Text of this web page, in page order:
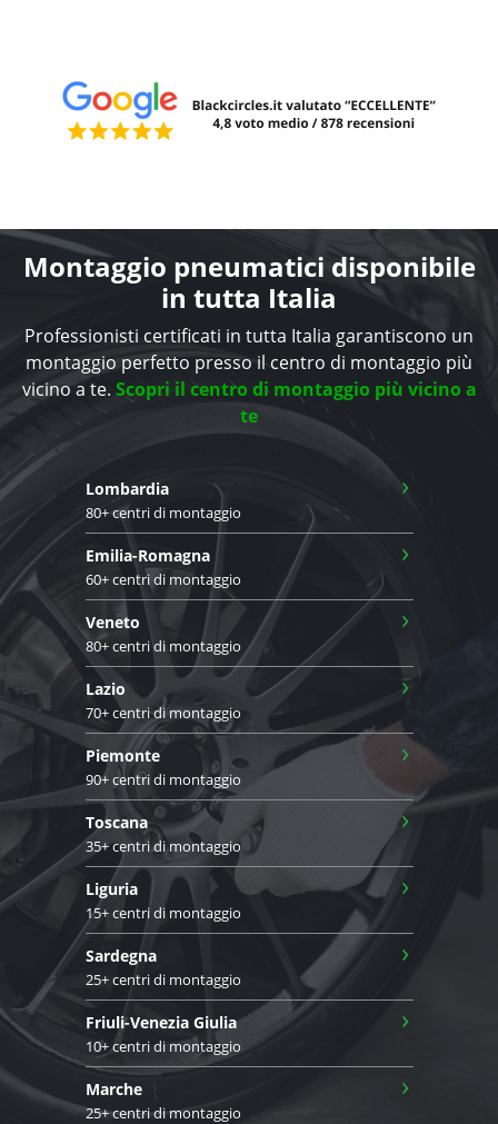
Montaggio pneumatici disponibile
in tutta Italia
Professionisti certificati in tutta Italia garantiscono un
montaggio perfetto presso il centro di montaggio più
vicino a te. Scopri il centro di montaggio più vicino a
te
Lombardia
80+ centri di montaggio
›
Emilia-Romagna
60+ centri di montaggio
›
Veneto
80+ centri di montaggio
›
Lazio
70+ centri di montaggio
›
Piemonte
90+ centri di montaggio
›
Toscana
35+ centri di montaggio
›
Liguria
15+ centri di montaggio
›
Sardegna
25+ centri di montaggio
›
Friuli-Venezia Giulia
10+ centri di montaggio
›
Marche
25+ centri di montaggio
›